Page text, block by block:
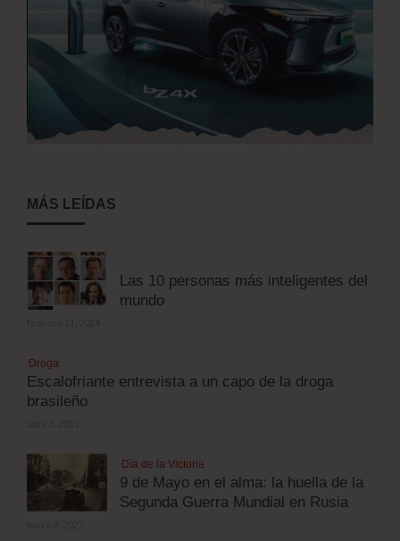
MÁS LEÍDAS
Las 10 personas más inteligentes del
mundo
Droga
Escalofriante entrevista a un capo de la droga
brasileño
Día de la Victoria
9 de Mayo en el alma: la huella de la
Segunda Guerra Mundial en Rusia